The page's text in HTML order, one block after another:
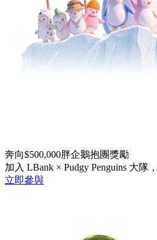
奔向$500,000胖企鵝抱團獎勵
加入 LBank × Pudgy Penguins 大隊
立即參與